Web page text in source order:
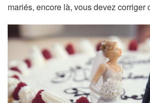
mariés, encore là, vous devez corriger